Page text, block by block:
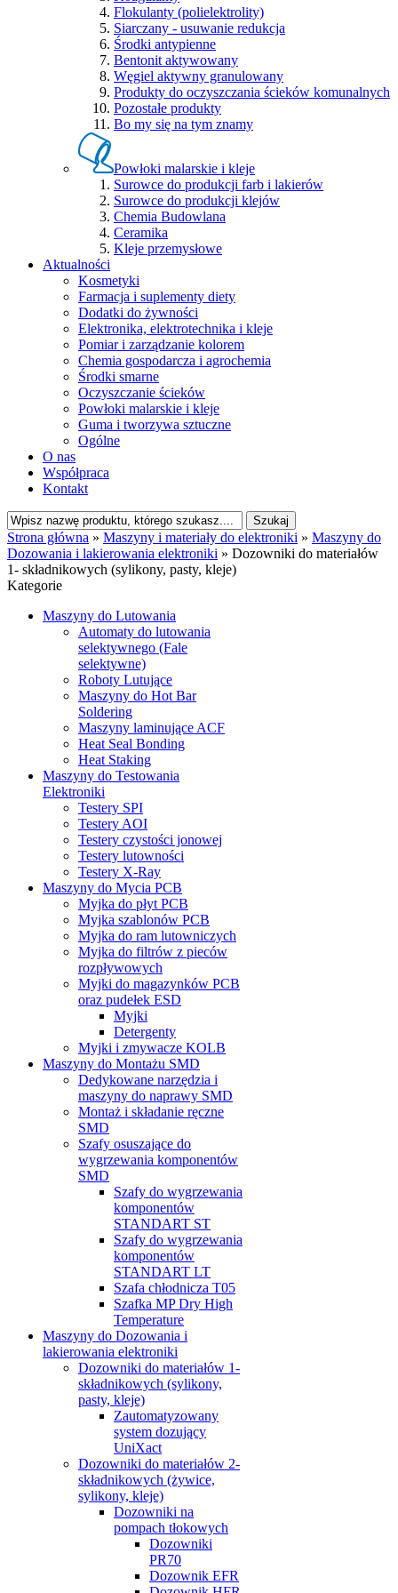
Flokulanty (polielektrolity)
Siarczany - usuwanie redukcja
Środki antypienne
Bentonit aktywowany
Węgiel aktywny granulowany
Produkty do oczyszczania ścieków komunalnych
Pozostałe produkty
Bo my się na tym znamy
Powłoki malarskie i kleje
Surowce do produkcji farb i lakierów
Surowce do produkcji klejów
Chemia Budowlana
Ceramika
Kleje przemysłowe
Aktualności
Kosmetyki
Farmacja i suplementy diety
Dodatki do żywności
Elektronika, elektrotechnika i kleje
Pomiar i zarządzanie kolorem
Chemia gospodarcza i agrochemia
Środki smarne
Oczyszczanie ścieków
Powłoki malarskie i kleje
Guma i tworzywa sztuczne
Ogólne
O nas
Współpraca
Kontakt
Strona główna » Maszyny i materiały do elektroniki » Maszyny do
Dozowania i lakierowania elektroniki » Dozowniki do materiałów
1- składnikowych (sylikony, pasty, kleje)
Kategorie
Maszyny do Lutowania
Automaty do lutowania
selektywnego (Fale
selektywne)
Roboty Lutujące
Maszyny do Hot Bar
Soldering
Maszyny laminujące ACF
Heat Seal Bonding
Heat Staking
Maszyny do Testowania
Elektroniki
Testery SPI
Testery AOI
Testery czystości jonowej
Testery lutowności
Testery X-Ray
Maszyny do Mycia PCB
Myjka do płyt PCB
Myjka szablonów PCB
Myjka do ram lutowniczych
Myjka do filtrów z pieców
rozpływowych
Myjki do magazynków PCB
oraz pudełek ESD
Myjki
Detergenty
Myjki i zmywacze KOLB
Maszyny do Montażu SMD
Dedykowane narzędzia i
maszyny do naprawy SMD
Montaż i składanie ręczne
SMD
Szafy osuszające do
wygrzewania komponentów
SMD
Szafy do wygrzewania
komponentów
STANDART ST
Szafy do wygrzewania
komponentów
STANDART LT
Szafa chłodnicza T05
Szafka MP Dry High
Temperature
Maszyny do Dozowania i
lakierowania elektroniki
Dozowniki do materiałów 1-
składnikowych (sylikony,
pasty, kleje)
Zautomatyzowany
system dozujący
UniXact
Dozowniki do materiałów 2-
składnikowych (żywice,
sylikony, kleje)
Dozowniki na
pompach tłokowych
Dozowniki
PR70
Dozownik EFR